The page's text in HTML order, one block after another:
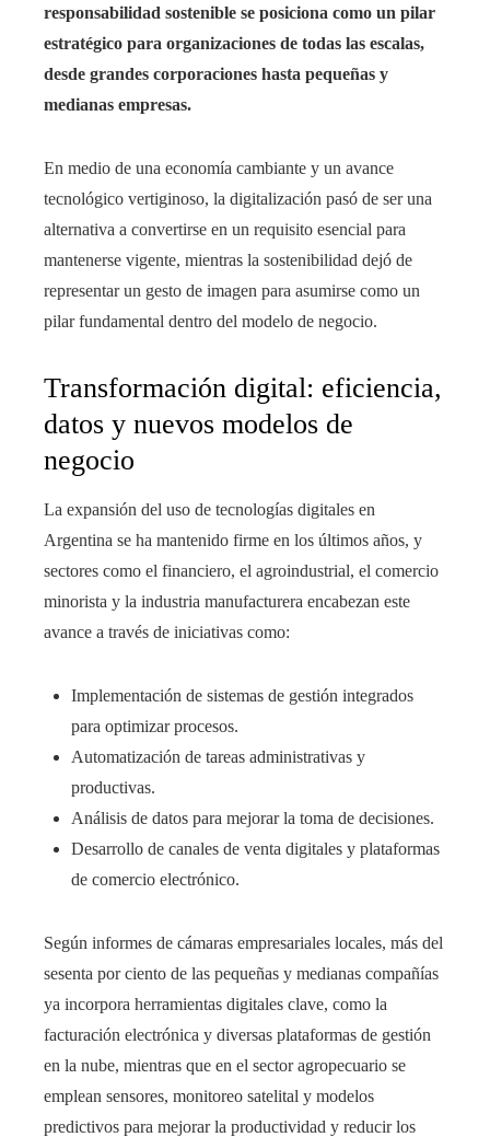
responsabilidad sostenible se posiciona como un pilar
estratégico para organizaciones de todas las escalas,
desde grandes corporaciones hasta pequeñas y
medianas empresas.
En medio de una economía cambiante y un avance
tecnológico vertiginoso, la digitalización pasó de ser una
alternativa a convertirse en un requisito esencial para
mantenerse vigente, mientras la sostenibilidad dejó de
representar un gesto de imagen para asumirse como un
pilar fundamental dentro del modelo de negocio.
Transformación digital: eficiencia,
datos y nuevos modelos de
negocio
La expansión del uso de tecnologías digitales en
Argentina se ha mantenido firme en los últimos años, y
sectores como el financiero, el agroindustrial, el comercio
minorista y la industria manufacturera encabezan este
avance a través de iniciativas como:
Implementación de sistemas de gestión integrados
para optimizar procesos.
Automatización de tareas administrativas y
productivas.
Análisis de datos para mejorar la toma de decisiones.
Desarrollo de canales de venta digitales y plataformas
de comercio electrónico.
Según informes de cámaras empresariales locales, más del
sesenta por ciento de las pequeñas y medianas compañías
ya incorpora herramientas digitales clave, como la
facturación electrónica y diversas plataformas de gestión
en la nube, mientras que en el sector agropecuario se
emplean sensores, monitoreo satelital y modelos
predictivos para mejorar la productividad y reducir los